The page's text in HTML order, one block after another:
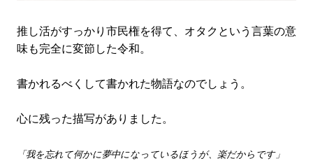
推し活がすっかり市民権を得て、オタクという言葉の意
味も完全に変節した令和。
書かれるべくして書かれた物語なのでしょう。
心に残った描写がありました。
「我を忘れて何かに夢中になっているほうが、楽だからです」